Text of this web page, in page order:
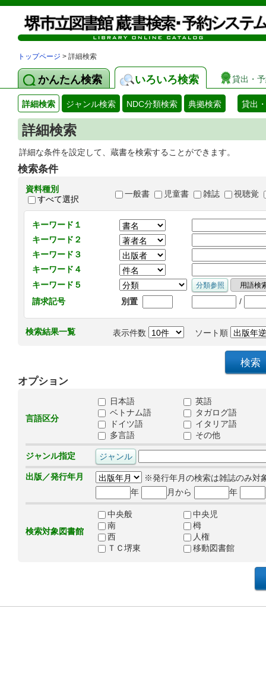
トップページ > 詳細検索
かんたん検索 いろいろ検索 貸出・
詳細検索 ジャンル検索 NDC分類検索 典拠検索 貸出
詳細検索
詳細な条件を設定して、蔵書を検索することができます。
検索条件
資料種別
すべて選択
一般書 児童書 雑誌 視聴覚
キーワード１
キーワード２
キーワード３
キーワード４
キーワード５
請求記号
別置 /
検索結果一覧 表示件数 ソート順
オプション
言語区分
日本語
英語
ベトナム語
タガログ語
ドイツ語
イタリア語
多言語
その他
ジャンル指定
出版／発行年月
※発行年月の検索は雑誌のみ対
年
月から 年
検索対象図書館
中央般
中央児
南
栂
西
人権
ＴＣ堺東
移動図書館